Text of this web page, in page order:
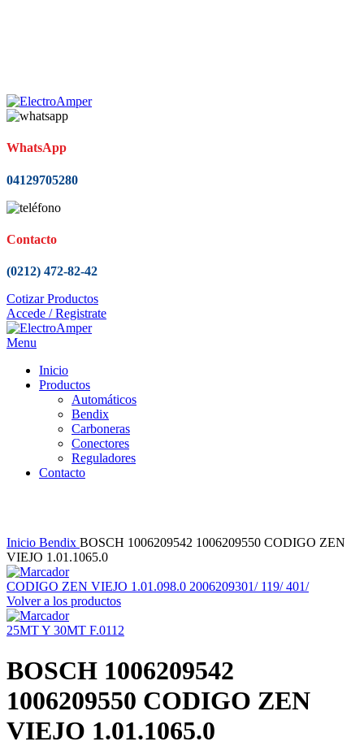
WhatsApp
04129705280
Contacto
(0212) 472-82-42
Cotizar Productos
Accede / Registrate
Menu
Inicio
Productos
Automáticos
Bendix
Carboneras
Conectores
Reguladores
Contacto
Inicio Bendix BOSCH 1006209542 1006209550 CODIGO ZEN
VIEJO 1.01.1065.0
CODIGO ZEN VIEJO 1.01.098.0 2006209301/ 119/ 401/
Volver a los productos
25MT Y 30MT F.0112
BOSCH 1006209542
1006209550 CODIGO ZEN
VIEJO 1.01.1065.0